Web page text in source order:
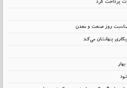
روز صنعت و معدن
پنهانشان می‌کند